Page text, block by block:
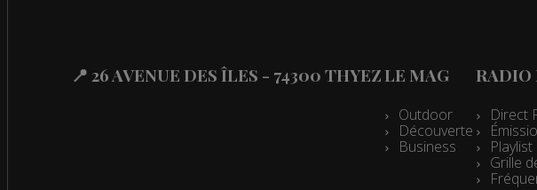
Actualités Régionales 12h03
📍 26 AVENUE DES ÎLES - 74300 THYEZLE MAG
Outdoor
Découverte
Business
RADIO
Direct
Grille